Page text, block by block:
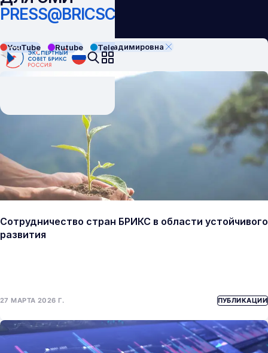
PRESS@BRICSCOUNCIL.RU
YouTube Rutube Telegram VK
Смоловик Елизавета Владимировна
Сотрудничество стран БРИКС в области устойчивого
развития
27 МАРТА 2026 Г. ПУБЛИКАЦИИ